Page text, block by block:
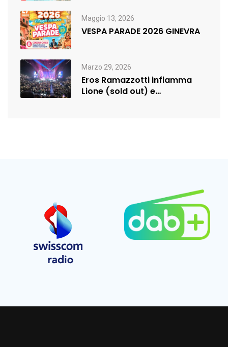
Maggio 13, 2026
VESPA PARADE 2026 GINEVRA
Marzo 29, 2026
Eros Ramazzotti infiamma
Lione (sold out) e